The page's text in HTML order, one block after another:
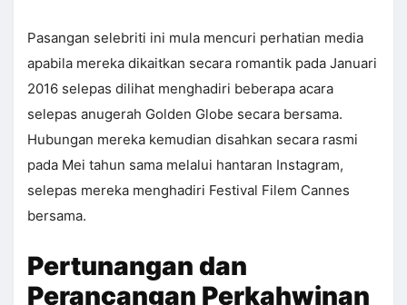
Pasangan selebriti ini mula mencuri perhatian media
apabila mereka dikaitkan secara romantik pada Januari
2016 selepas dilihat menghadiri beberapa acara
selepas anugerah Golden Globe secara bersama.
Hubungan mereka kemudian disahkan secara rasmi
pada Mei tahun sama melalui hantaran Instagram,
selepas mereka menghadiri Festival Filem Cannes
bersama.
Pertunangan dan
Perancangan Perkahwinan